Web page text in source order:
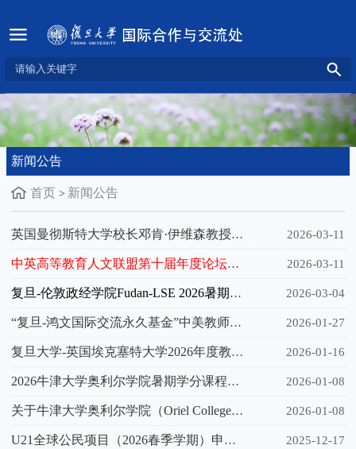
新闻公告
首页 新闻公告
英国曼彻斯特大学校长邓肯·伊维森教授讲座通知 2026-03-11
中英高等教育人文联盟第十届年度论坛征稿通知 2026-03-11
复旦-伦敦政经学院Fudan-LSE 2026暑期班延长报名通知 2026-03-04
“复旦-鸿文国际交流永久基金”中美教师互访项目2026年度申请通知 2026-01-27
复旦大学-英国埃克塞特大学2026年度教师交流项目通知 2026-01-16
2026牛津大学奥利尔学院暑期学分课程报名通知 2026-01-08
关于牛津大学奥利尔学院（Oriel College）2026/2027学年访学生项目的报名通知 2026-01-08
U21全球公民项目（2026春季学期）申请通知 2025-12-17